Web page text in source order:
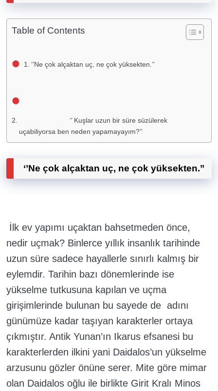
Table of Contents
‘’Ne çok alçaktan uç, ne çok yüksekten.’’
‘’ Kuşlar uzun bir süre süzülerek
uçabiliyorsa ben neden yapamayayım?’’
‘’Ne çok alçaktan uç, ne çok yüksekten.’’
İlk ev yapımı uçaktan bahsetmeden önce,
nedir uçmak? Binlerce yıllık insanlık tarihinde
uzun süre sadece hayallerle sınırlı kalmış bir
eylemdir. Tarihin bazı dönemlerinde ise
yükselme tutkusuna kapılan ve uçma
girişimlerinde bulunan bu sayede de adını
günümüze kadar taşıyan karakterler ortaya
çıkmıştır. Antik Yunan’ın Ikarus efsanesi bu
karakterlerden ilkini yani Daidalos’un yükselme
arzusunu gözler önüne serer. Mite göre mimar
olan Daidalos oğlu ile birlikte Girit Kralı Minos